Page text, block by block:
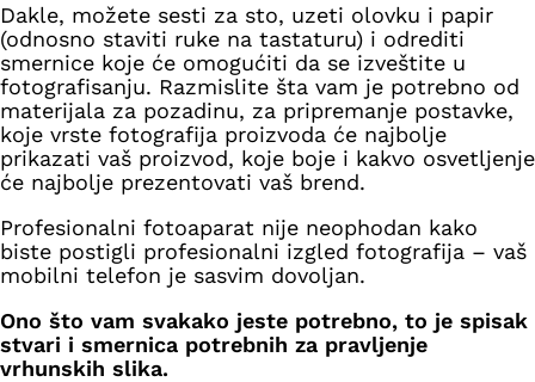
Dakle, možete sesti za sto, uzeti olovku i papir
(odnosno staviti ruke na tastaturu) i odrediti
smernice koje će omogućiti da se izveštite u
fotografisanju. Razmislite šta vam je potrebno od
materijala za pozadinu, za pripremanje postavke,
koje vrste fotografija proizvoda će najbolje
prikazati vaš proizvod, koje boje i kakvo osvetljenje
će najbolje prezentovati vaš brend.
Profesionalni fotoaparat nije neophodan kako
biste postigli profesionalni izgled fotografija – vaš
mobilni telefon je sasvim dovoljan.
Ono što vam svakako jeste potrebno, to je spisak
stvari i smernica potrebnih za pravljenje
vrhunskih slika.